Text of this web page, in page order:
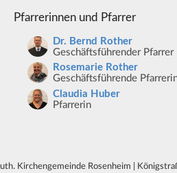
Pfarrerinnen und Pfarrer
Dr. Bernd Rother
Geschäftsführender Pfarrer
Rosemarie Rother
Geschäftsführende
Claudia Huber
Pfarrerin
Kirchengemeinde Rosenheim |